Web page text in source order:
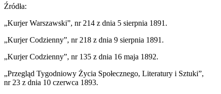
Źródła:
„Kurjer Warszawski”, nr 214 z dnia 5 sierpnia 1891.
„Kurjer Codzienny”, nr 218 z dnia 9 sierpnia 1891.
„Kurjer Codzienny”, nr 135 z dnia 16 maja 1892.
„Przegląd Tygodniowy Życia Społecznego, Literatury i Sztuki”,
nr 23 z dnia 10 czerwca 1893.